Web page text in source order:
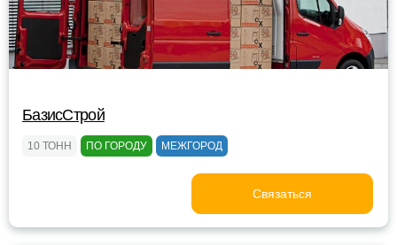
БазисСтрой
10 ТОНН ПО ГОРОДУ МЕЖГОРОД
Связаться